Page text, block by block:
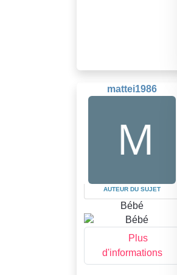
mattei1986
AUTEUR DU SUJET
Bébé
Plus
d'informations